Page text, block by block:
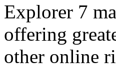
Explorer 7
offering
other online